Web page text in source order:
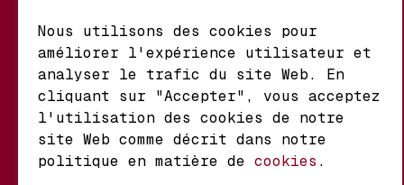
Mathieu S.A. Vins fins
d'origine
Chemin du Coteau 29 A
1123 Aclens Suisse
Nous utilisons des cookies pour
améliorer l'expérience utilisateur et
analyser le trafic du site Web. En
cliquant sur "Accepter", vous acceptez
l'utilisation des cookies de notre
site Web comme décrit dans notre
politique en matière de cookies .